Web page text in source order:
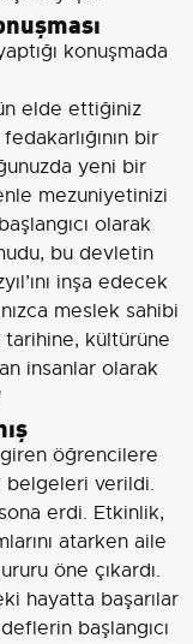
konuşmada
elde ettiğiniz
bir
yeni bir
mezuniyetinizi
olarak
bu devletin
inşa edecek
meslek sahibi
kültürüne
insanlar olarak
öğrencilere
belgeleri verildi.
erdi. Etkinlik,
atarken aile
öne çıkardı.
hayatta başarılar
başlangıcı